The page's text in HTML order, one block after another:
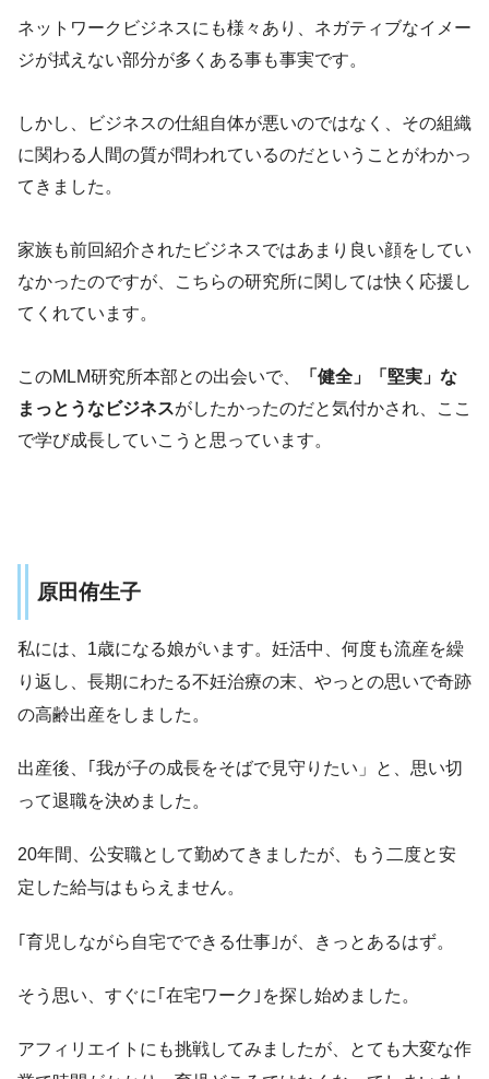
ネットワークビジネスにも様々あり、ネガティブなイメー
ジが拭えない部分が多くある事も事実です。
しかし、ビジネスの仕組自体が悪いのではなく、その組織
に関わる人間の質が問われているのだということがわかっ
てきました。
家族も前回紹介されたビジネスではあまり良い顔をしてい
なかったのですが、こちらの研究所に関しては快く応援し
てくれています。
このMLM研究所本部との出会いで、
「健全」「堅実」な
まっとうなビジネスがしたかったのだと気付かされ、ここ
で学び成長していこうと思っています。
原田侑生子
私には、1歳になる娘がいます。妊活中、何度も流産を繰
り返し、長期にわたる不妊治療の末、やっとの思いで奇跡
の高齢出産をしました。
出産後、｢我が子の成長をそばで見守りたい」と、思い切
って退職を決めました。
20年間、公安職として勤めてきましたが、もう二度と安
定した給与はもらえません。
｢育児しながら自宅でできる仕事｣が、きっとあるはず。
そう思い、すぐに｢在宅ワーク｣を探し始めました。
アフィリエイトにも挑戦してみましたが、とても大変な作